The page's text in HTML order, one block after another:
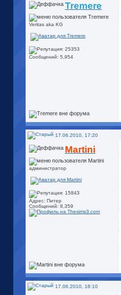
Tremere
Veritas aka KG
Сообщений: 5,954
17.06.2010, 17:20
Martini
администратор
Адрес: Питер
Сообщений: 8,359
17.06.2010, 18:10